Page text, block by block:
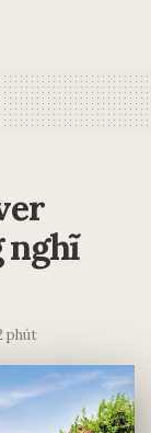
nghĩ
phút